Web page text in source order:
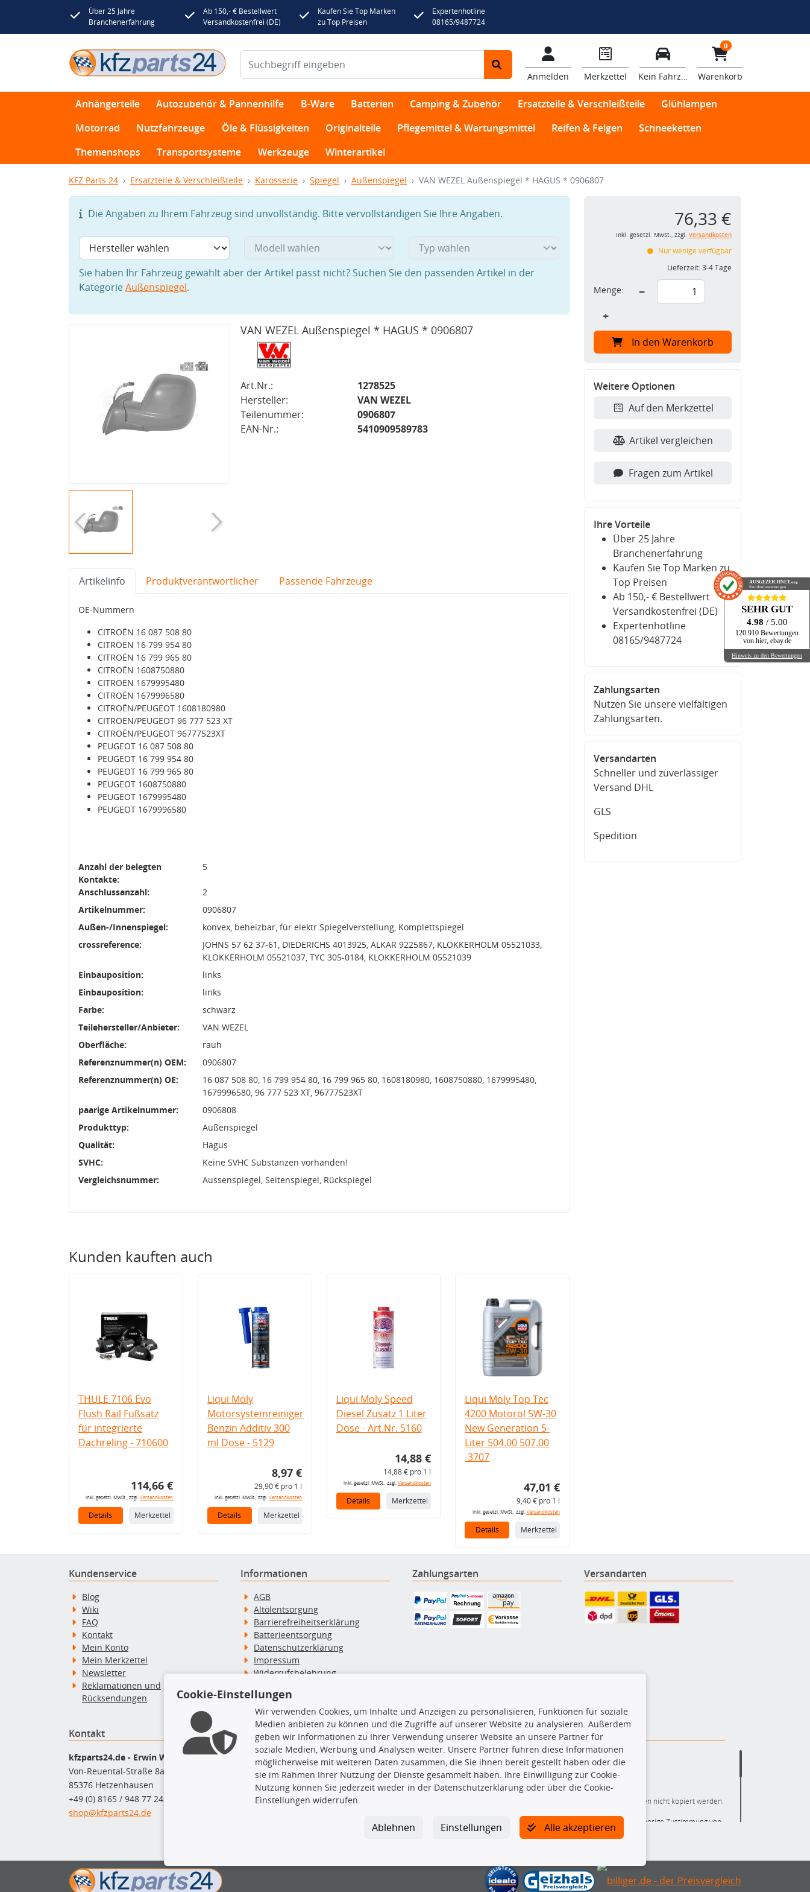
Über 25 Jahre
Branchenerfahrung
Ab 150,- € Bestellwert
Versandkostenfrei (DE)
Kaufen Sie Top Marken
zu Top Preisen
Expertenhotline
08165/9487724
Anmelden Merkzettel Kein Fahrzeug
0
Warenkorb
Anhängerteile Autozubehör & Pannenhilfe B-Ware Batterien Camping & Zubehör Ersatzteile & Verschleißteile
Glühlampen
Motorrad
Nutzfahrzeuge Öle & Flüssigkeiten Originalteile Pflegemittel & Wartungsmittel Reifen & Felgen
Schneeketten
Themenshops
Transportsysteme Werkzeuge Winterartikel
KFZ Parts 24 Ersatzteile & Verschleißteile Karosserie Spiegel Außenspiegel VAN WEZEL Außenspiegel * HAGUS * 0906807
Die Angaben zu Ihrem Fahrzeug sind unvollständig. Bitte vervollständigen Sie Ihre Angaben.
Sie haben Ihr Fahrzeug gewählt aber der Artikel passt nicht? Suchen Sie den passenden Artikel in der
KategorieAußenspiegel.
VAN WEZEL Außenspiegel * HAGUS * 0906807
Art.Nr.:
1278525
Hersteller:
VAN WEZEL
Teilenummer:
0906807
EAN-Nr.:
5410909589783
Artikelinfo Produktverantwortlicher Passende Fahrzeuge
OE-Nummern
CITROËN 16 087 508 80
CITROËN 16 799 954 80
CITROËN 16 799 965 80
CITROËN 1608750880
CITROËN 1679995480
CITROËN 1679996580
CITROËN/PEUGEOT 1608180980
CITROËN/PEUGEOT 96 777 523 XT
CITROËN/PEUGEOT 96777523XT
PEUGEOT 16 087 508 80
PEUGEOT 16 799 954 80
PEUGEOT 16 799 965 80
PEUGEOT 1608750880
PEUGEOT 1679995480
PEUGEOT 1679996580
Anzahl der belegten
Kontakte:
5
Anschlussanzahl:
2
Artikelnummer:
0906807
Außen-/Innenspiegel:
konvex, beheizbar, für elektr.Spiegelverstellung, Komplettspiegel
crossreference:
JOHNS 57 62 37-61, DIEDERICHS 4013925, ALKAR 9225867, KLOKKERHOLM 05521033,
KLOKKERHOLM 05521037, TYC 305-0184, KLOKKERHOLM 05521039
Einbauposition:
links
Einbauposition:
links
Farbe:
schwarz
Teilehersteller/Anbieter:
VAN WEZEL
Oberfläche:
rauh
Referenznummer(n) OEM:
0906807
Referenznummer(n) OE:
16 087 508 80, 16 799 954 80, 16 799 965 80, 1608180980, 1608750880, 1679995480,
1679996580, 96 777 523 XT, 96777523XT
paarige Artikelnummer:
0906808
Produkttyp:
Außenspiegel
Qualität:
Hagus
SVHC:
Keine SVHC Substanzen vorhanden!
Vergleichsnummer:
Aussenspiegel, Seitenspiegel, Rückspiegel
Kunden kauften auch
THULE 7106 Evo
Flush Rail Fußsatz
für integrierte
Dachreling - 710600
114,66 €
inkl. gesetzl. MwSt., zzgl.Versandkosten
Details Merkzettel
Liqui Moly
Motorsystemreiniger
Benzin Additiv 300
ml Dose - 5129
8,97 €
29,90 € pro 1 l
inkl. gesetzl. MwSt., zzgl.Versandkosten
Details Merkzettel
Liqui Moly Speed
Diesel Zusatz 1 Liter
Dose - Art.Nr. 5160
14,88 €
14,88 € pro 1 l
inkl. gesetzl. MwSt., zzgl. Versandkosten
Details Merkzettel
Liqui Moly Top Tec
4200 Motoröl 5W-30
New Generation 5-
Liter 504.00 507.00
-3707
47,01 €
9,40 € pro 1 l
inkl. gesetzl. MwSt., zzgl. Versandkosten
Details Merkzettel
76,33 €
inkl. gesetzl. MwSt., zzgl. Versandkosten
Nur wenige verfügbar
Lieferzeit:3-4 Tage
Menge:
−
+
In den Warenkorb
Weitere Optionen
Auf den Merkzettel
Artikel vergleichen
Fragen zum Artikel
Ihre Vorteile
Über 25 Jahre
Branchenerfahrung
Kaufen Sie Top Marken zu
Top Preisen
Ab 150,- € Bestellwert
Versandkostenfrei (DE)
Expertenhotline
08165/9487724
Zahlungsarten
Nutzen Sie unsere vielfältigen
Zahlungsarten.
Versandarten
Schneller und zuverlässiger
Versand DHL
GLS
Spedition
Kundenservice
Blog
Wiki
FAQ
Kontakt
Mein Konto
Mein Merkzettel
Newsletter
Reklamationen und
Rücksendungen
Informationen
AGB
Altölentsorgung
Barrierefreiheitserklärung
Batterieentsorgung
Datenschutzerklärung
Impressum
Widerrufsbelehrung
Zahlung & Versand
Zahlungsarten Versandarten
Kontakt
kfzparts24.de - Erwin Weber GmbH
Von-Reuental-Straße 8a
85376 Hetzenhausen
+49 (0) 8165 / 948 77 24
shop@kfzparts24.de
Top Produkte
Dachboxen
Dachgrundträger
Ersatzteile
Fahrradträger
Motoröle
TecDoc Inside
Die hier angezeigten Daten insbesondere die gesamte Datenbank dürfen nicht kopiert werden.
Es ist zu unterlassen, die Daten oder die gesamte Datenbank ohne vorherige Zustimmung von
TecDoc zu vervielfältigen, zu verbreiten und/oder diese Handlungen durch Dritte ausführen zu
Bitte prüfen Sie, ob das über unseren Onlineshop identifizierte Ersatzteil auch tatsächlich dem
gesuchten Ersatzteil entspricht.
Cookie-Einstellungen
Wir verwenden Cookies, um Inhalte und Anzeigen zu personalisieren, Funktionen für soziale
Medien anbieten zu können und die Zugriffe auf unserer Website zu analysieren. Außerdem
geben wir Informationen zu Ihrer Verwendung unserer Website an unsere Partner für
soziale Medien, Werbung und Analysen weiter. Unsere Partner führen diese Informationen
möglicherweise mit weiteren Daten zusammen, die Sie ihnen bereit gestellt haben oder die
sie im Rahmen Ihrer Nutzung der Dienste gesammelt haben. Ihre Einwilligung zur Cookie-
Nutzung können Sie jederzeit wieder in der Datenschutzerklärung oder über die Cookie-
Einstellungen widerrufen.
Alle akzeptieren
Einstellungen
Ablehnen
AUSGEZEICHNET .org
Kundenbewertungen
SEHR GUT
4.98 / 5.00
120.910 Bewertungen
von hier, ebay.de
Hinweis zu den Bewertungen